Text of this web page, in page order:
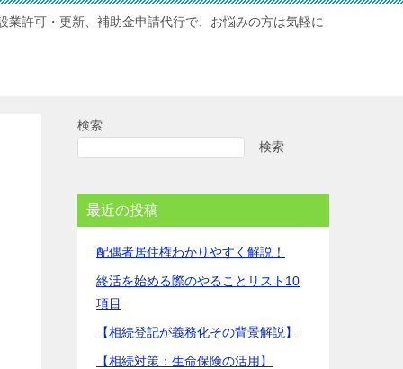
業許可・更新、補助金申請代行で、お悩みの方は気軽に
検索
検索
最近の投稿
配偶者居住権わかりやすく解説！
終活を始める際のやることリスト10
項目
【相続登記が義務化その背景解説】
【相続対策：生命保険の活用】